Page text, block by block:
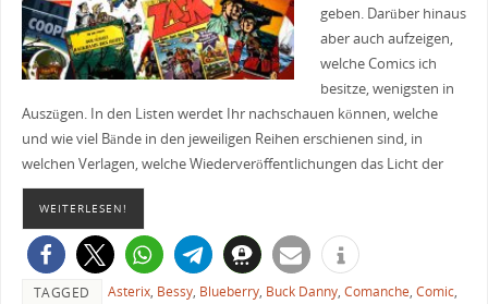
geben. Darüber hinaus
aber auch aufzeigen,
welche Comics ich
besitze, wenigsten in
Auszügen. In den Listen werdet Ihr nachschauen können, welche
und wie viel Bände in den jeweiligen Reihen erschienen sind, in
welchen Verlagen, welche Wiederveröffentlichungen das Licht der
WEITERLESEN!
TAGGED Asterix, Bessy, Blueberry, Buck Danny, Comanche, Comic,